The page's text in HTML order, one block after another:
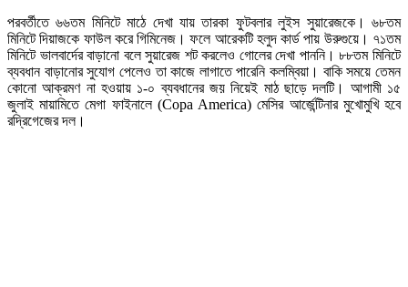
পরবর্তীতে ৬৬তম মিনিটে মাঠে দেখা যায় তারকা ফুটবলার লুইস সুয়ারেজকে। ৬৮তম
মিনিটে দিয়াজকে ফাউল করে গিমিনেজ। ফলে আরেকটি হলুদ কার্ড পায় উরুগুয়ে। ৭১তম
মিনিটে ভালবার্দের বাড়ানো বলে সুয়ারেজ শট করলেও গোলের দেখা পাননি। ৮৮তম মিনিটে
ব্যবধান বাড়ানোর সুযোগ পেলেও তা কাজে লাগাতে পারেনি কলম্বিয়া। বাকি সময়ে তেমন
কোনো আক্রমণ না হওয়ায় ১-০ ব্যবধানের জয় নিয়েই মাঠ ছাড়ে দলটি। আগামী ১৫
জুলাই মায়ামিতে মেগা ফাইনালে (Copa America) মেসির আর্জেন্টিনার মুখোমুখি হবে
রদ্রিগেজের দল।